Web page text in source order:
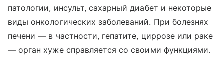
патологии, инсульт, сахарный диабет и некоторые
виды онкологических заболеваний. При болезнях
печени — в частности, гепатите, циррозе или раке
— орган хуже справляется со своими функциями.